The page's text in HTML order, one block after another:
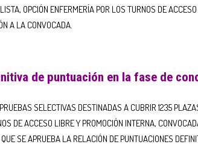
OPCIÓN ENFERMERÍA POR LOS TURNOS DE
A LA CONVOCADA.
de puntuación en la fase de
SELECTIVAS DESTINADAS A CUBRIR 1235
DE ACCESO LIBRE Y PROMOCIÓN INTERNA,
SE APRUEBA LA RELACIÓN DE PUNTUACIONES